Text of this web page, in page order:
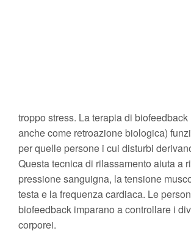
troppo stress. La terapia di
anche come retroazione biologica)
per quelle persone i cui disturbi
Questa tecnica di rilassamento aiuta a
pressione sanguigna, la tensione
testa e la frequenza cardiaca. Le
biofeedback imparano a controllare i
corporei.